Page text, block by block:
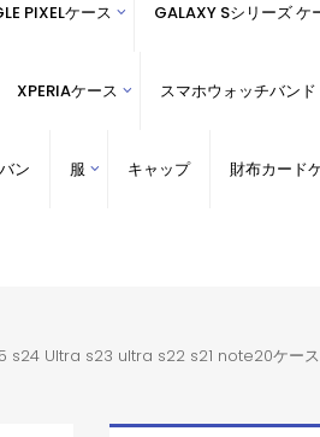
PIXELケース GALAXY Sシリーズ ケ
XPERIAケース スマホウォッチバンド
ン 服 キャップ 財布カード
s24 Ultra s23 ultra s22 s21 note20ケー